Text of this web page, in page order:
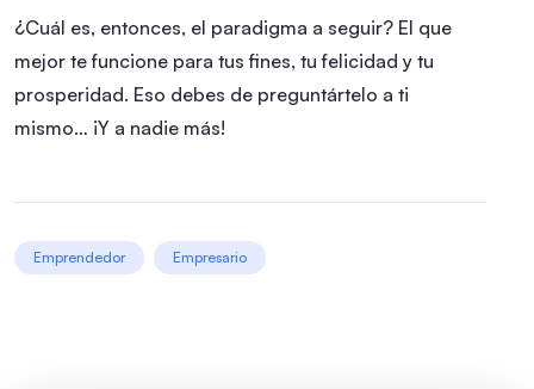
¿Cuál es, entonces, el paradigma a seguir? El que
mejor te funcione para tus fines, tu felicidad y tu
prosperidad. Eso debes de preguntártelo a ti
mismo… ¡Y a nadie más!
Emprendedor Empresario